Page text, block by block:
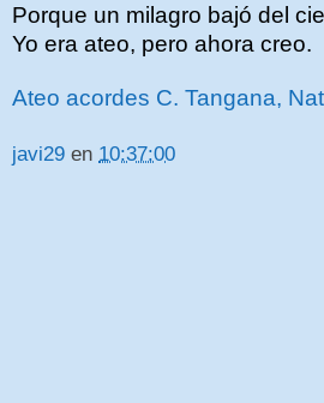
Porque un milagro bajó del
Yo era ateo, pero ahora creo.
Ateo acordes C. Tangana,
javi29 en 10:37:00